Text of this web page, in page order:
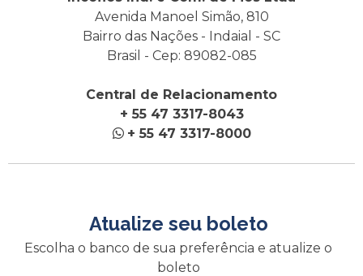
Avenida Manoel Simão, 810
Bairro das Nações - Indaial - SC
Brasil - Cep: 89082-085
Central de Relacionamento
+ 55 47 3317-8043
+ 55 47 3317-8000
Atualize seu boleto
Escolha o banco de sua preferência e atualize o
boleto